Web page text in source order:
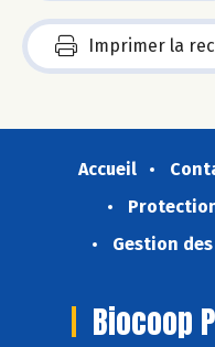
Imprimer la
Accueil
Gestion
Biocoop